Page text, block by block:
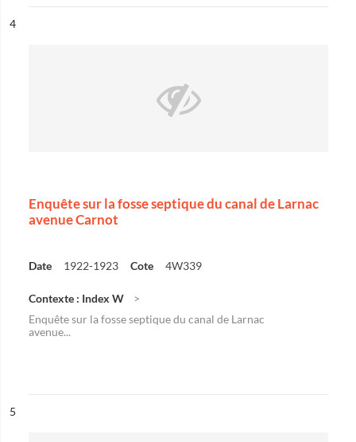
n°
4
Enquête sur la fosse septique du canal de Larnac
avenue Carnot
Date 1922-1923 Cote 4W339
Contexte : Index W
Enquête sur la fosse septique du canal de Larnac
avenue...
n°
5